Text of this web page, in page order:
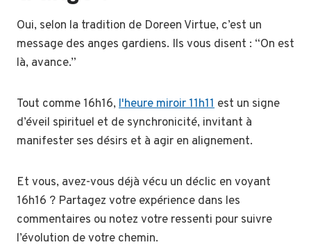
Oui, selon la tradition de Doreen Virtue, c’est un
message des anges gardiens. Ils vous disent : “On est
là, avance.”
Tout comme 16h16, l'heure miroir 11h11 est un signe
d’éveil spirituel et de synchronicité, invitant à
manifester ses désirs et à agir en alignement.
Et vous, avez-vous déjà vécu un déclic en voyant
16h16 ? Partagez votre expérience dans les
commentaires ou notez votre ressenti pour suivre
l’évolution de votre chemin.